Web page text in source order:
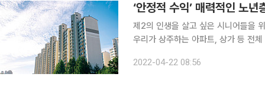
‘안정적 수익’ 매력적인 노
제2의 인생을 살고 싶은 시니어들을
우리가 상주하는 아파트, 상가 등 전
취업하기 위해서는 먼저 주택관리사
2022-04-22 08:56